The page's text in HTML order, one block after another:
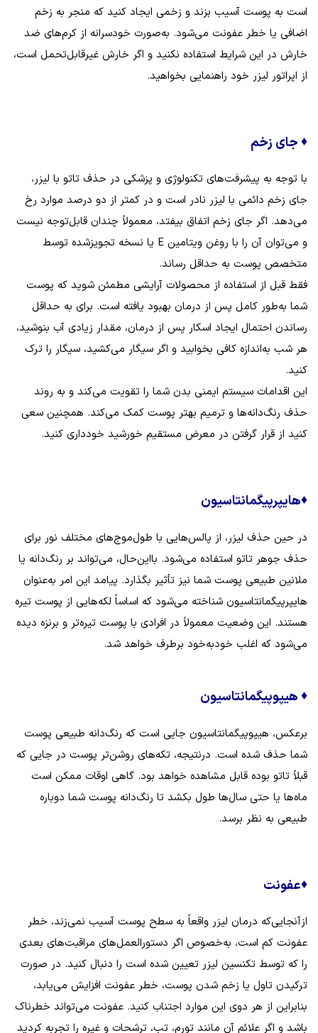
است به پوست آسیب بزند و زخمی ایجاد کنید که منجر به زخم
اضافی یا خطر عفونت می‌شود. به‌صورت خودسرانه از کرم‌های ضد
خارش در این شرایط استفاده نکنید و اگر خارش غیرقابل‌تحمل است،
از اپراتور لیزر خود راهنمایی بخواهید.
♦جای زخم
با توجه به پیشرفت‌های تکنولوژی و پزشکی در حذف تاتو با لیزر،
جای زخم دائمی با لیزر نادر است و در کمتر از دو درصد موارد رخ
می‌دهد. اگر جای زخم اتفاق بیفتد، معمولاً چندان قابل‌توجه نیست
و می‌توان آن را با روغن ویتامین E یا نسخه تجویزشده توسط
متخصص پوست به حداقل رساند.
فقط قبل از استفاده از محصولات آرایشی مطمئن شوید که پوست
شما به‌طور کامل پس از درمان بهبود یافته است. برای به حداقل
رساندن احتمال ایجاد اسکار پس از درمان، مقدار زیادی آب بنوشید،
هر شب به‌اندازه کافی بخوابید و اگر سیگار می‌کشید، سیگار را ترک
کنید.
این اقدامات سیستم ایمنی بدن شما را تقویت می‌کند و به روند
حذف رنگ‌دانه‌ها و ترمیم بهتر پوست کمک می‌کند. همچنین سعی
کنید از قرار گرفتن در معرض مستقیم خورشید خودداری کنید.
♦هایپرپیگمانتاسیون
در حین حذف لیزر، از پالس‌هایی با طول‌موج‌های مختلف نور برای
حذف جوهر تاتو استفاده می‌شود. بااین‌حال، می‌تواند بر رنگ‌دانه یا
ملانین طبیعی پوست شما نیز تأثیر بگذارد. پیامد این امر به‌عنوان
هایپرپیگمانتاسیون شناخته می‌شود که اساساً لکه‌هایی از پوست تیره
هستند. این وضعیت معمولاً در افرادی با پوست تیره‌تر و برنزه‌ دیده
می‌شود که اغلب خودبه‌خود برطرف خواهد شد.
♦هیپوپیگمانتاسیون
برعکس، هیپوپیگمانتاسیون جایی است که رنگ‌دانه طبیعی پوست
شما حذف شده است. درنتیجه، تکه‌های روشن‌تر پوست در جایی که
قبلاً تاتو بوده قابل مشاهده خواهد بود. گاهی اوقات ممکن است
ماه‌ها یا حتی سال‌ها طول بکشد تا رنگ‌دانه پوست شما دوباره
طبیعی به نظر برسد.
♦عفونت
ازآنجایی‌که درمان لیزر واقعاً به سطح پوست آسیب نمی‌زند، خطر
عفونت کم است، به‌خصوص اگر دستورالعمل‌های مراقبت‌های بعدی
را که توسط تکنسین لیزر تعیین شده است را دنبال کنید. در صورت
ترکیدن تاول یا زخم شدن پوست، خطر عفونت افزایش می‌یابد،
بنابراین از هر دوی این موارد اجتناب کنید. عفونت می‌تواند خطرناک
باشد و اگر علائم آن مانند تورم، تب، ترشحات و غیره را تجربه کردید